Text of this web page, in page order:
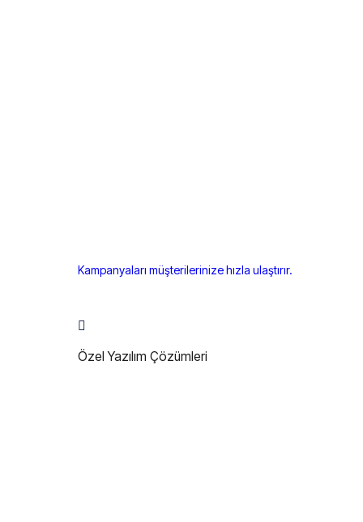
Kampanyaları müşterilerinize hızla ulaştırır.
Özel Yazılım Çözümleri